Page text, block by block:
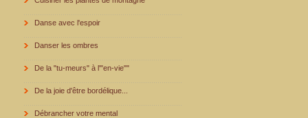
Danse avec l'espoir
Danser les ombres
De la "tu-meurs" à l'"en-vie""
De la joie d'être bordélique...
Débrancher votre mental